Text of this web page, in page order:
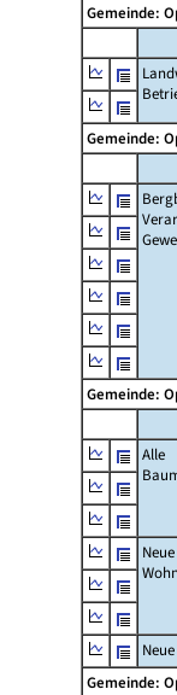
Gemeinde:
Gemeinde:
Gemeinde:
Alle
Neue
Gemeinde: